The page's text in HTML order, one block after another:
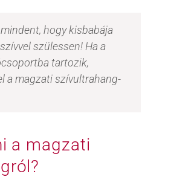
hogy kisbabája
szülessen! Ha a
tartozik,
a magzati szívultrahang-
a magzati